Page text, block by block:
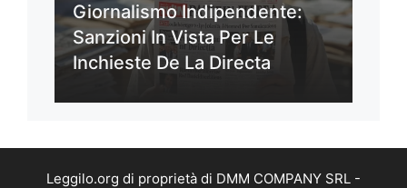
Giornalismo Indipendente:
Sanzioni In Vista Per Le
Inchieste De La Directa
Leggilo.org di proprietà di DMM COMPANY SRL -